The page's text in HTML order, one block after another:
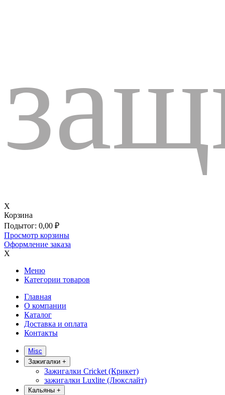
X
Корзина
Подытог: 0,00 ₽
Просмотр корзины
Оформление заказа
X
Меню
Категории товаров
Главная
О компании
Каталог
Доставка и оплата
Контакты
Misc
Зажигалки +
Зажигалки Cricket (Крикет)
зажигалки Luxlite (Люкслайт)
Кальяны +